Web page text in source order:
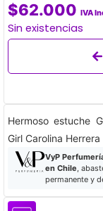
$62.000 IVA
Sin existencias
Hermoso estuche
Girl Carolina
VyP
en Chile,
permanente y